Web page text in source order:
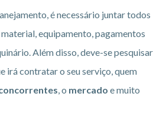
é necessário juntar todos
equipamento, pagamentos
Além disso, deve-se pesquisar
irá contratar o seu serviço, quem
, o mercado e muito